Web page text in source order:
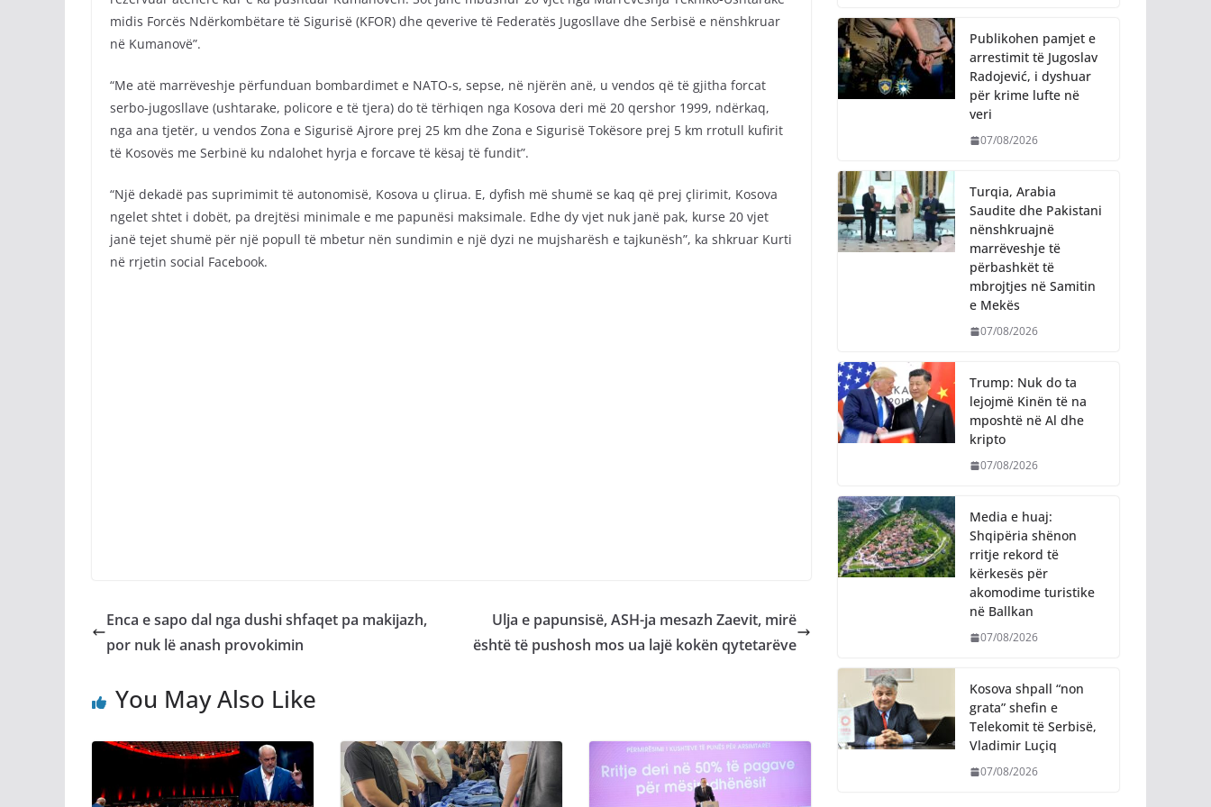
midis Forcës Ndërkombëtare të Sigurisë (KFOR) dhe qeverive të Federatës Jugosllave dhe Serbisë e nënshkruar
në Kumanovë”.
“Me atë marrëveshje përfunduan bombardimet e NATO-s, sepse, në njërën anë, u vendos që të gjitha forcat
serbo-jugosllave (ushtarake, policore e të tjera) do të tërhiqen nga Kosova deri më 20 qershor 1999, ndërkaq,
nga ana tjetër, u vendos Zona e Sigurisë Ajrore prej 25 km dhe Zona e Sigurisë Tokësore prej 5 km rrotull kufirit
të Kosovës me Serbinë ku ndalohet hyrja e forcave të kësaj të fundit”.
“Një dekadë pas suprimimit të autonomisë, Kosova u çlirua. E, dyfish më shumë se kaq që prej çlirimit, Kosova
ngelet shtet i dobët, pa drejtësi minimale e me papunësi maksimale. Edhe dy vjet nuk janë pak, kurse 20 vjet
janë tejet shumë për një popull të mbetur nën sundimin e një dyzi ne mujsharësh e tajkunësh”, ka shkruar Kurti
në rrjetin social Facebook.
Enca e sapo dal nga dushi shfaqet pa makijazh,
por nuk lë anash provokimin
Ulja e papunsisë, ASH-ja mesazh Zaevit, mirë
është të pushosh mos ua lajë kokën qytetarëve
You May Also Like
Publikohen pamjet e
arrestimit të Jugoslav
Radojević, i dyshuar
për krime lufte në
veri
07/08/2026
Turqia, Arabia
Saudite dhe Pakistani
nënshkruajnë
marrëveshje të
përbashkët të
mbrojtjes në Samitin
e Mekës
07/08/2026
Trump: Nuk do ta
lejojmë Kinën të na
mposhtë në Al dhe
kripto
07/08/2026
Media e huaj:
Shqipëria shënon
rritje rekord të
kërkesës për
akomodime turistike
në Ballkan
07/08/2026
Kosova shpall “non
grata” shefin e
Telekomit të Serbisë,
Vladimir Luçiq
07/08/2026